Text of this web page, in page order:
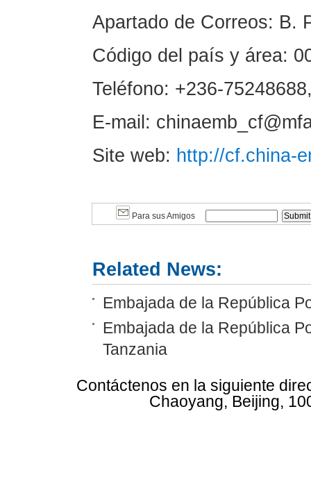
Apartado de Correos: B.
Código del país y área:
Teléfono: +236-
E-mail:
Site web: http://cf.china-
Para sus Amigos
Related News:
Embajada de la República
Embajada de la República
Tanzania
Contáctenos en la siguiente
Chaoyang, Beijing,